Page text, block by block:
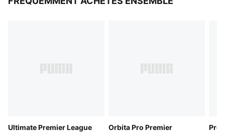
Ultimate Premier League
Orbita Pro Premier